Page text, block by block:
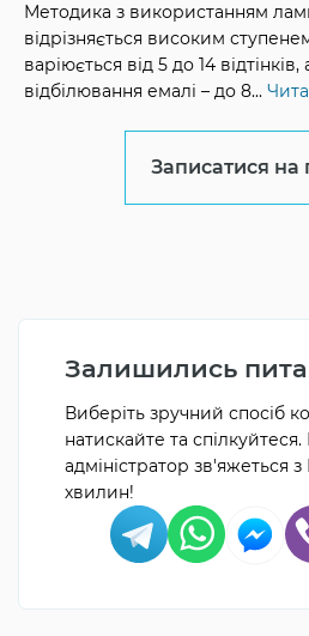
Методика з використанням
відрізняється високим
варіюється від 5 до 14
відбілювання емалі – до 8...
Записатися
Залишились
Виберіть зручний спосіб
натискайте та
адміністратор зв'яжеться
хвилин!